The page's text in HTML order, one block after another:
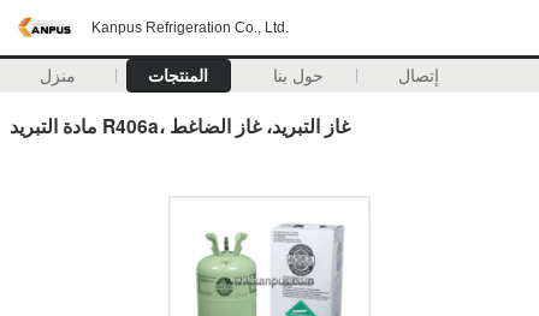
Kanpus Refrigeration Co., Ltd.
منزل المنتجات حول بنا إتصال
مادة التبريد R406a، غاز التبريد، غاز الضاغط